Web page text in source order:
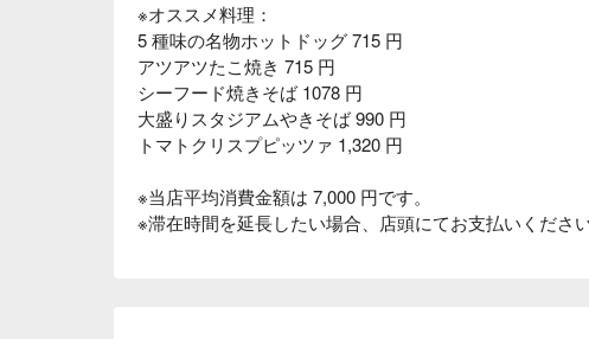
※オススメ料理：
5 種味の名物ホットドッグ 715 円
アツアツたこ焼き 715 円
シーフード焼きそば 1078 円
大盛りスタジアムやきそば 990 円
トマトクリスプピッツァ 1,320 円
※当店平均消費金額は 7,000 円です。
※滞在時間を延長したい場合、店頭にてお支払いください